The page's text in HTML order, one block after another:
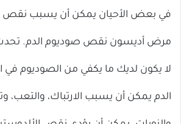
في بعض الأحيان يمكن أن يسبب نقص
مرض أديسون نقص صوديوم الدم. تحدث
لا يكون لديك ما يكفي من الصوديوم
الدم يمكن أن يسبب الارتباك،